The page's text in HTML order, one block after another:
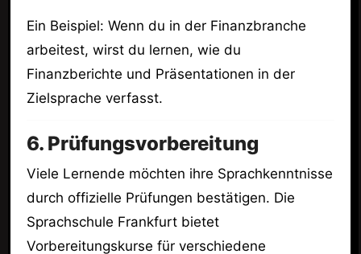
Ein Beispiel: Wenn du in der Finanzbranche
arbeitest, wirst du lernen, wie du
Finanzberichte und Präsentationen in der
Zielsprache verfasst.
6. Prüfungsvorbereitung
Viele Lernende möchten ihre Sprachkenntnisse
durch offizielle Prüfungen bestätigen. Die
Sprachschule Frankfurt bietet
Vorbereitungskurse für verschiedene